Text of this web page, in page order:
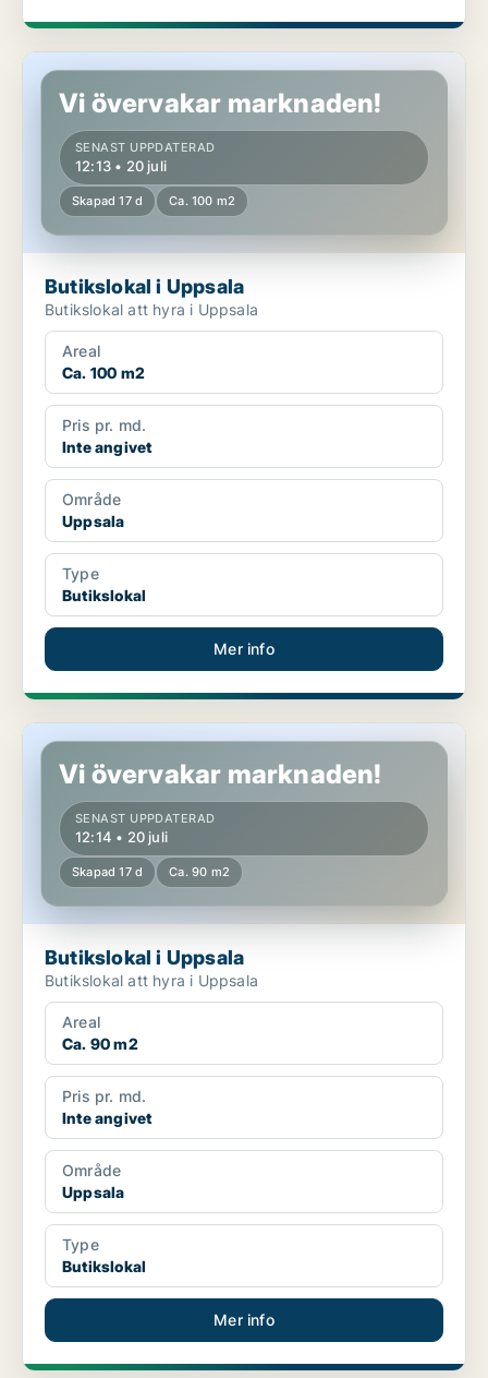
Butikslokal i Uppsala
Vi övervakar marknaden!
SENAST UPPDATERAD
12:13 • 20 juli
Skapad 17 d Ca. 100 m2
Butikslokal i Uppsala
Butikslokal att hyra i Uppsala
Areal
Ca. 100 m2
Pris pr. md.
Inte angivet
Område
Uppsala
Type
Butikslokal
Mer info
Butikslokal i Uppsala
Vi övervakar marknaden!
SENAST UPPDATERAD
12:14 • 20 juli
Skapad 17 d Ca. 90 m2
Butikslokal i Uppsala
Butikslokal att hyra i Uppsala
Areal
Ca. 90 m2
Pris pr. md.
Inte angivet
Område
Uppsala
Type
Butikslokal
Mer info